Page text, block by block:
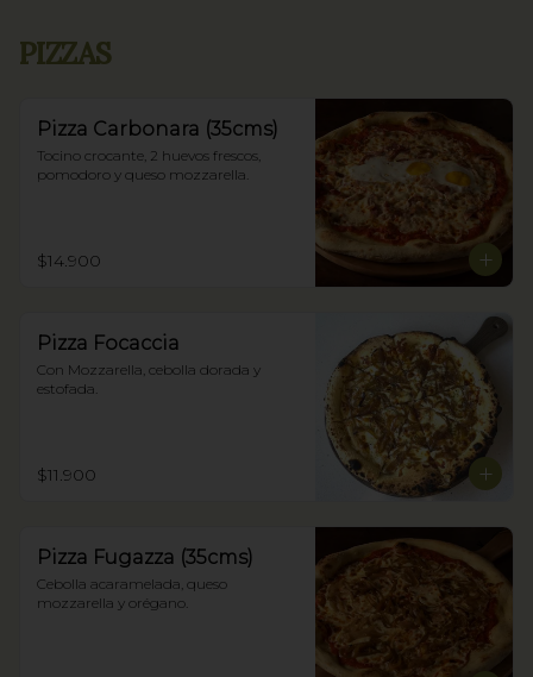
PIZZAS
Pizza Carbonara (35cms)
Tocino crocante, 2 huevos frescos,
pomodoro y queso mozzarella.
$14.900
Pizza Focaccia
Con Mozzarella, cebolla dorada y
estofada.
$11.900
Pizza Fugazza (35cms)
Cebolla acaramelada, queso
mozzarella y orégano.